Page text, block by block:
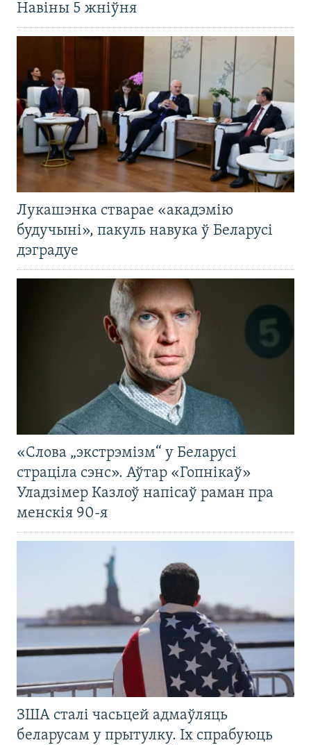
Навіны 5 жніўня
Лукашэнка стварае «акадэмію
будучыні», пакуль навука ў Беларусі
дэградуе
«Слова „экстрэмізм“ у Беларусі
страціла сэнс». Аўтар «Гопнікаў»
Уладзімер Казлоў напісаў раман пра
менскія 90-я
ЗША сталі часьцей адмаўляць
беларусам у прытулку. Іх спрабуюць